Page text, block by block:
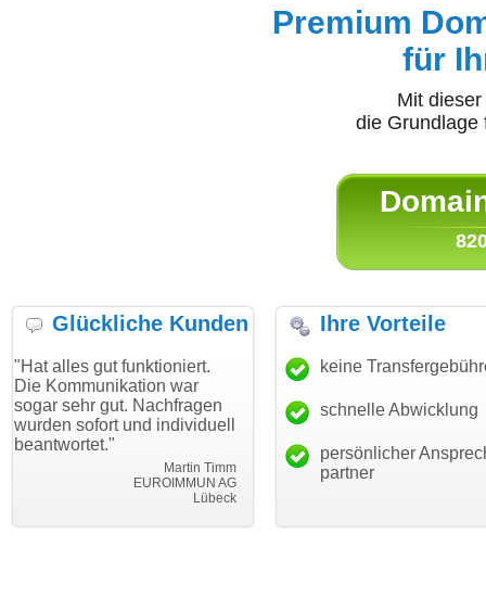
Premium
für
Mit
die
Glückliche Kunden
funktioniert.
war
Nachfragen
und individuell
EUROIMMUN AG
"Danke für den schnellen
Transfer und guten Service!"
Thomas Schäfer
i can eckert communication GmbH
"Ich bin
haben.
mein
Ihre Vorteile
keine
schnelle Abwicklung
persönlicher
partner